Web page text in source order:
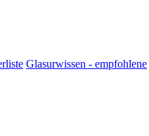
Glasurwissen - empfohlene